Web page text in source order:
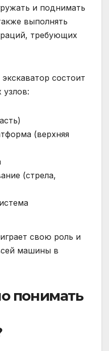
и поднимать
выполнять
требующих
состоит
узлов:
(верхняя
(стрела,
свою роль и
машины в
понимать